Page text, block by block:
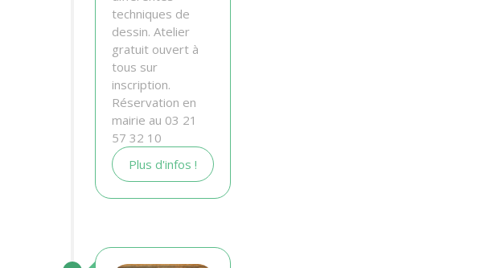
techniques de
dessin. Atelier
gratuit ouvert à
tous sur
inscription.
Réservation en
mairie au 03 21
57 32 10
Plus d'infos !